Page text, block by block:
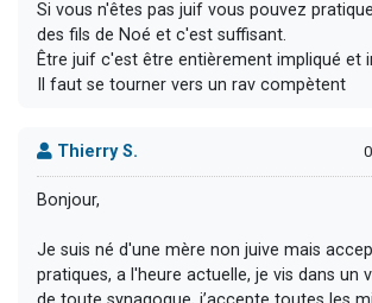
Si vous n'êtes pas juif vous pouvez
des fils de Noé et c'est suffisant.
Être juif c'est être entièrement impliqué et
Il faut se tourner vers un rav compètent
Thierry S.
Bonjour,
Je suis né d'une mère non juive mais
pratiques, a l'heure actuelle, je vis dans un